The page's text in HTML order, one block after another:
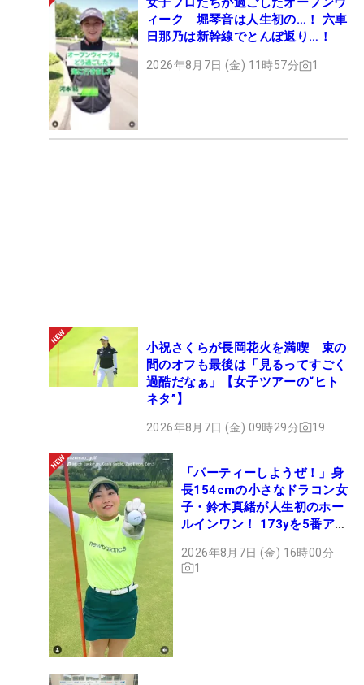
ィーク 堀琴音は人生初の…！ 六車
日那乃は新幹線でとんぼ返り…！
2026年8月7日 (金) 11時57分 1
小祝さくらが長岡花火を満喫 束の
間のオフも最後は「見るってすごく
過酷だなぁ」【女子ツアーの“ヒト
ネタ”】
2026年8月7日 (金) 09時29分 19
「パーティーしようぜ！」身
長154cmの小さなドラコン女
子・鈴木真緒が人生初のホー
ルインワン！ 173yを5番アイ
2026年8月7日 (金) 16時00分
1